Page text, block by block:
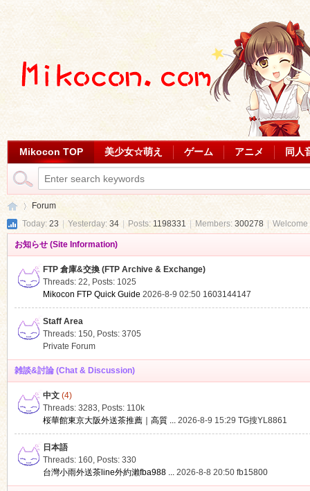
Mikocon TOP 美少女☆萌え ゲーム アニメ 同人
Forum
Today: 23 Yesterday: 34 Posts: 1198331 Members: 300278
お知らせ (Site Information)
FTP 倉庫&交換 (FTP Archive & Exchange)
Threads: 22, Posts: 1025
Mikocon FTP Quick Guide 2026-8-9 02:50 1603144147
Staff Area
Threads: 150, Posts: 3705
Private Forum
雑談&討論 (Chat & Discussion)
中文(4)
Threads: 3283, Posts: 110k
桜華館東京大阪外送茶推薦｜高質 ... 2026-8-9 15:29 TG搜YL8861
日本語
Threads: 160, Posts: 330
台灣小雨外送茶line外約瀨fba988 ... 2026-8-8 20:50 fb15800